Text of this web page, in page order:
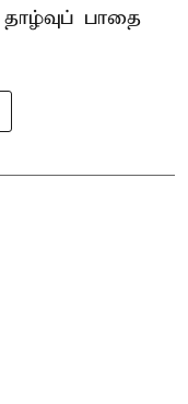
பாதை